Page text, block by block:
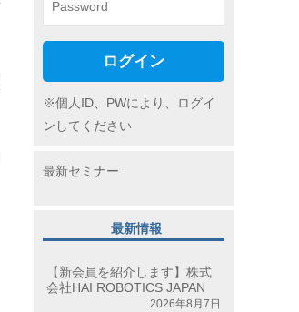
ログイン
※個人ID、PWにより、ログイ
ンしてください
最新セミナー
最新情報
【新会員を紹介します】株式
会社HAI ROBOTICS JAPAN
2026年8月7日